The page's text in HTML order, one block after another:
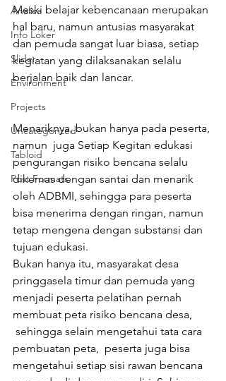
Analisa
Info Loker
Slider
Environment
Projects
Uncategorized
Tabloid
Post Formats
Meski belajar kebencanaan merupakan
hal baru, namun antusias masyarakat
dan pemuda sangat luar biasa, setiap
kegiatan yang dilaksanakan selalu
berjalan baik dan lancar.
Menariknya, bukan hanya pada peserta,
namun  juga Setiap Kegitan edukasi
pengurangan risiko bencana selalu
dikemas dengan santai dan menarik
oleh ADBMI, sehingga para peserta
bisa menerima dengan ringan, namun
tetap mengena dengan substansi dan
tujuan edukasi.
Bukan hanya itu, masyarakat desa
pringgasela timur dan pemuda yang
menjadi peserta pelatihan pernah
membuat peta risiko bencana desa,
sehingga selain mengetahui tata cara
pembuatan peta,  peserta juga bisa
mengetahui setiap sisi rawan bencana